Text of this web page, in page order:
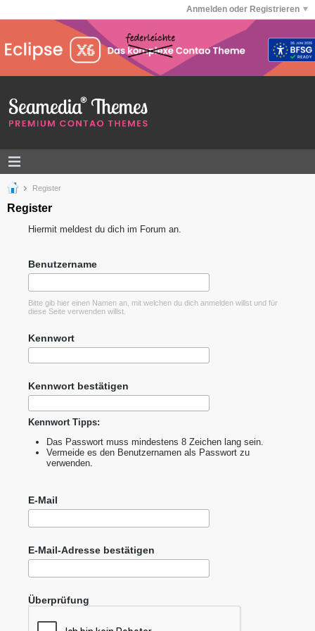
Anmelden oder Registrieren
Register
Register
Hiermit meldest du dich im Forum an.
Benutzername
Bitte gib hier einen Namen an, mit welchen du dich anmelden willst und für
diese Seite verwenden willst.
Kennwort
Kennwort bestätigen
Kennwort Tipps:
Das Passwort muss mindestens 8 Zeichen lang sein.
Vermeide es den Benutzernamen als Passwort zu
verwenden.
E-Mail
E-Mail-Adresse bestätigen
Überprüfung